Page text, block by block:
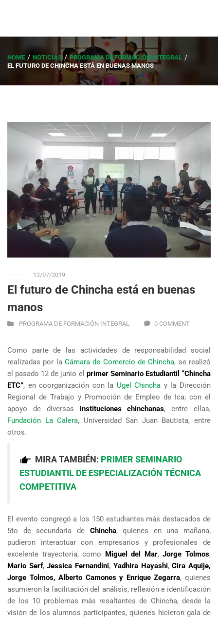
HOME NOTICIAS
PROGRAMA DE FORMACIÓN INTEGRAL
EL FUTURO DE CHINCHA ESTÁ EN BUENAS MANOS
12/07/2019
El futuro de Chincha está en buenas
manos
PROGRAMA DE FORMACIÓN INTEGRAL 0 COMMENT
Como parte de las actividades de responsabilidad social
realizadas por la Cámara de Comercio de Chincha, se realizó
el pasado 12 de junio el primer Seminario Estudiantil “Chincha
ETC”, en coorganización con la Ugel Chincha y la Dirección
Regional de Trabajo y Promoción de Empleo de Ica; con el
apoyo de diversas instituciones chinchanas, entre ellas,
Fundación La Calera, Universidad San Juan Bautista, entre
otros.
MIRA TAMBIÉN: PRIMER SEMINARIO
ESTUDIANTIL DE ESPECIALIZACIÓN TÉCNICA
COMPETITIVA
El evento congregó a los 150 estudiantes más destacados de
5to de secundaria de Chincha, quienes en una mañana,
pudieron interactuar con empresarios y profesionales de
excelente trayectoria, como Miguel del Mar,Jorge Tolmos,
Mario Serf,Jessica Fernandini, Yadhira Hayashi,Cira Aquije,
Jorge Tolmos, Alberto Camones y Enrique Zegarra, quienes
asumieron la facilitación del análisis, reflexión e identificación
de los 10 problemas más resaltantes de Chincha, desde la
visión de los alumnos participantes, quienes hicieron gala de